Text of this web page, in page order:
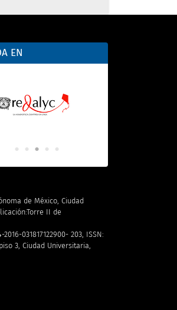
EN
de México, Ciudad
II de
031817122900- 203, ISSN:
3, Ciudad Universitaria,